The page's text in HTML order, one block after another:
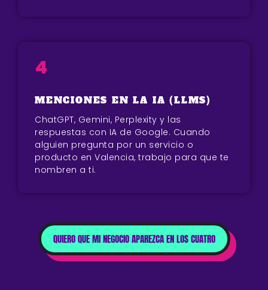
4
MENCIONES EN LA IA (LLMS)
ChatGPT, Gemini, Perplexity y las
respuestas con IA de Google. Cuando
alguien pregunta por un servicio o
producto en Valencia, trabajo para que te
nombren a ti.
QUIERO QUE MI NEGOCIO APAREZCA EN LOS CUATRO